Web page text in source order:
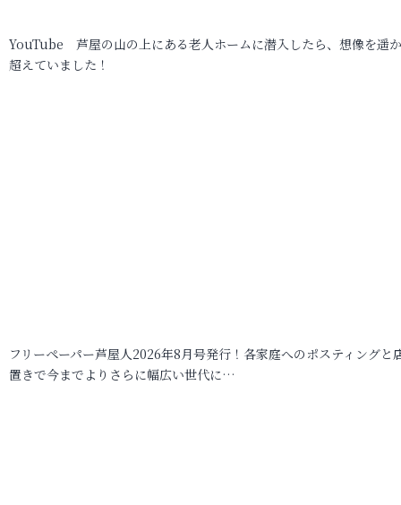
YouTube 芦屋の山の上にある老人ホームに潜入したら、想像を遥
超えていました！
フリーペーパー芦屋人2026年8月号発行！各家庭へのポスティングと
置きで今までよりさらに幅広い世代に…